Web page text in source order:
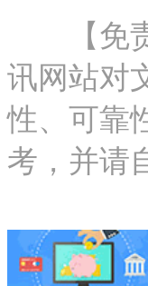
【免责
讯网站对
性、可靠
考，并请